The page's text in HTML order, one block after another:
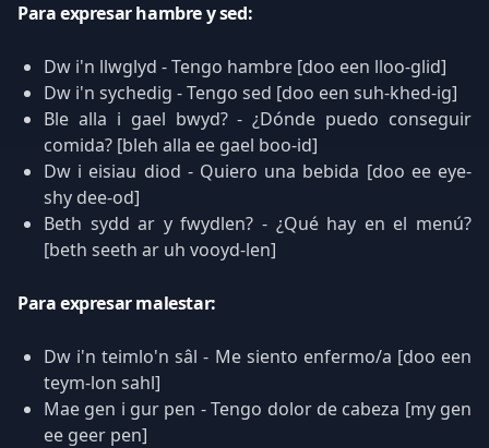
Para expresar hambre y sed:
Dw i'n llwglyd - Tengo hambre [doo een lloo-glid]
Dw i'n sychedig - Tengo sed [doo een suh-khed-ig]
Ble alla i gael bwyd? - ¿Dónde puedo conseguir
comida? [bleh alla ee gael boo-id]
Dw i eisiau diod - Quiero una bebida [doo ee eye-
shy dee-od]
Beth sydd ar y fwydlen? - ¿Qué hay en el menú?
[beth seeth ar uh vooyd-len]
Para expresar malestar:
Dw i'n teimlo'n sâl - Me siento enfermo/a [doo een
teym-lon sahl]
Mae gen i gur pen - Tengo dolor de cabeza [my gen
ee geer pen]